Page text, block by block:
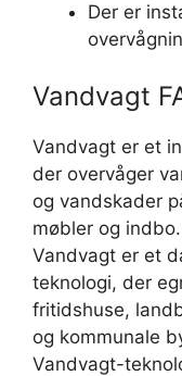
Der er
Vandvagt
Vandvagt er et
der overvåger
og vandskader
møbler og indbo.
Vandvagt er et
teknologi, der
fritidshuse,
og kommunale
Vandvagt-